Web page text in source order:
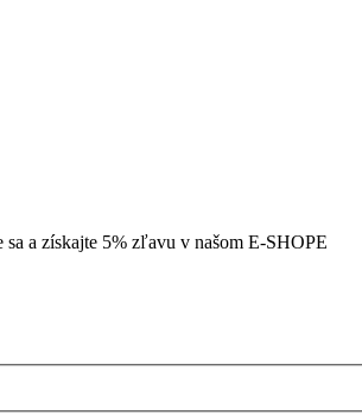
a získajte 5% zľavu v našom E-SHOPE